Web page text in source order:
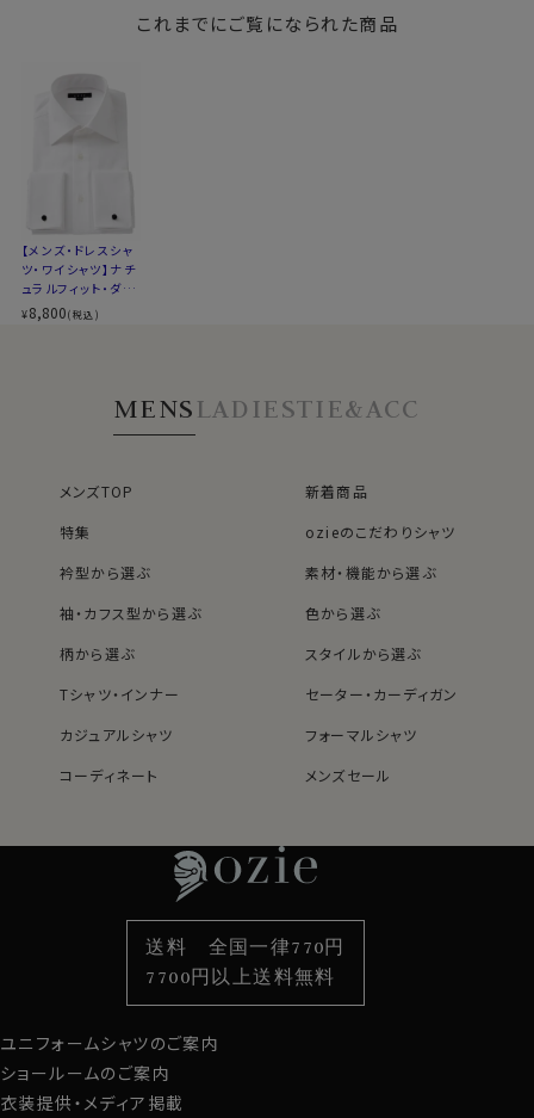
ご希望の方は、「希望する」
S-37～LL-43・3L-45･4L-47cm / トールM-88・L-90・
LL-90cm・全１２サイズにてご用意。(サイズ表C)
▼【定番商品】欠品サイズは再入荷の予定があります。再
入荷日は未定です。
これまでにご覧になられた商品
【メンズ・ドレスシャ
ツ・ワイシャツ】ナチ
ュラルフィット・ダブ
ルカフス・プレミアム
コットン・オックスフ
¥8,800(税込)
MENSLADIESTIE&ACC
メンズTOP
新着商品
特集
ozieのこだわりシャツ
衿型から選ぶ
素材・機能から選ぶ
袖・カフス型から選ぶ
色から選ぶ
柄から選ぶ
スタイルから選ぶ
Tシャツ・インナー
セーター・カーディガン
カジュアルシャツ
フォーマルシャツ
コーディネート
メンズセール
袖・カフス型から選ぶ
色から選ぶ
柄から選ぶ
スタイルから選ぶ
カジュアルシャツ
定番シャツ
カフスボタン
サスペンダー
財布・名刺入れ
バッグ
ストール・マフラー
グローブ
ユニフォームシャツのご案内
ショールームのご案内
衣装提供・メディア掲載
送料 全国一律770円
7700円以上送料無料